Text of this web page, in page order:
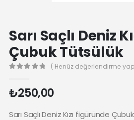
Sarı Saçlı Deniz
Çubuk Tütsülük
( Henüz değerlendirme
₺250,00
Sarı Saçlı Deniz Kızı figüründe